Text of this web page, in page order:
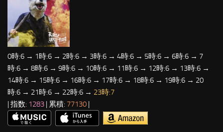
0時:6 → 1時:6 → 2時:6 → 3時:6 → 4時:6 → 5時:6 → 6時:6 → 7
時:6 → 8時:6 → 9時:6 → 10時:6 → 11時:6 → 12時:6 → 13時:6 →
14時:6 → 15時:6 → 16時:6 → 17時:6 → 18時:6 → 19時:6 → 20
時:6 → 21時:6 → 22時:6 → 23時:7
| 指数: 1283 | 累積: 77130 |